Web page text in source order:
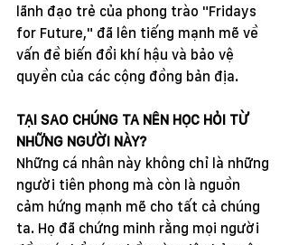
lãnh đạo trẻ của phong trào "Fridays
for Future," đã lên tiếng mạnh mẽ về
vấn đề biến đổi khí hậu và bảo vệ
quyền của các cộng đồng bản địa.
TẠI SAO CHÚNG TA NÊN HỌC HỎI TỪ
NHỮNG NGƯỜI NÀY?
Những cá nhân này không chỉ là những
người tiên phong mà còn là nguồn
cảm hứng mạnh mẽ cho tất cả chúng
ta. Họ đã chứng minh rằng mọi người